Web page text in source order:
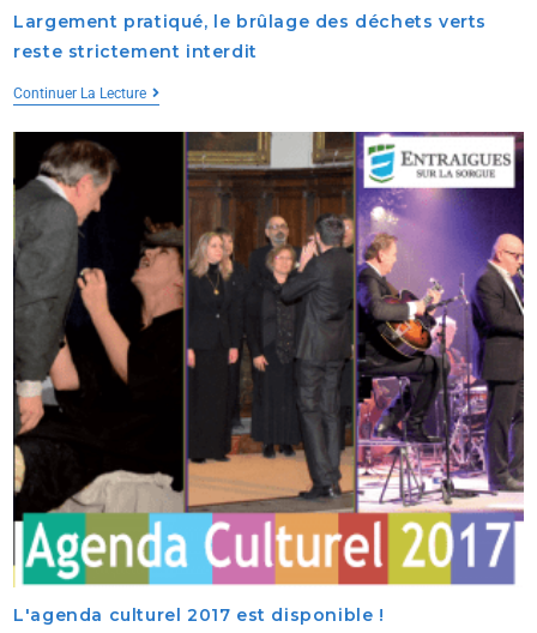
Largement pratiqué, le brûlage des déchets verts
reste strictement interdit
Continuer La Lecture
L'agenda culturel 2017 est disponible !